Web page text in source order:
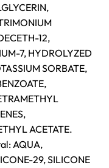
12,
7, HYDROLYZED
SORBATE,
ACETATE.
AQUA,
29, SILICONE